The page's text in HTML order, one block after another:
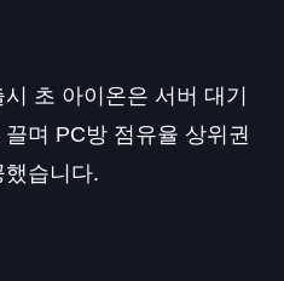
초 아이온은 서버 대기
며 PC방 점유율 상위권
습니다.